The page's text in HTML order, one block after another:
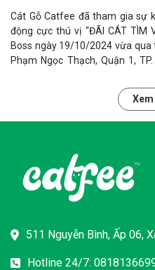
Cát Gỗ Catfee đã tham gia sự
động cực thú vị “ĐÃI CÁT TÌM
Boss ngày 19/10/2024 vừa qua
Phạm Ngọc Thạch, Quận 1, TP. HCM. Tham gia sự
hộp cát Catfee, Sen sẽ nhận
với cô hội nhận charm mèo
511 Nguyễn Bình, Ấp 06,
Hotline 24/7: